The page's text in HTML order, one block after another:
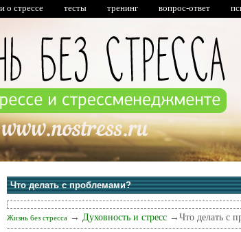
о стрессе тесты тренинг вопрос-ответ
Что делать с проблемами?
Жизнь без стресса → Духовность и стресс → Что делать с